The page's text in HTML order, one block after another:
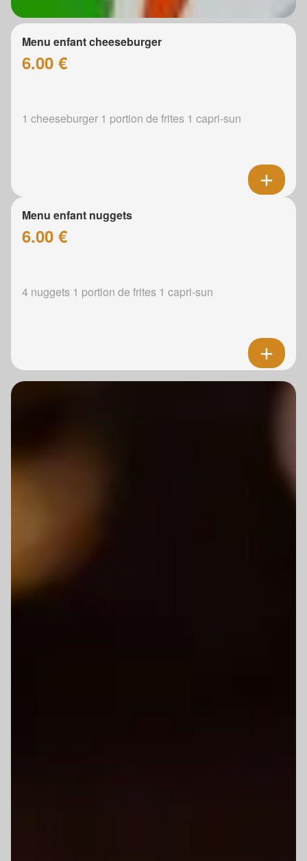
Menu enfant cheeseburger
6.00 €
1 cheeseburger 1 portion de frites 1 capri-sun
Menu enfant nuggets
6.00 €
4 nuggets 1 portion de frites 1 capri-sun